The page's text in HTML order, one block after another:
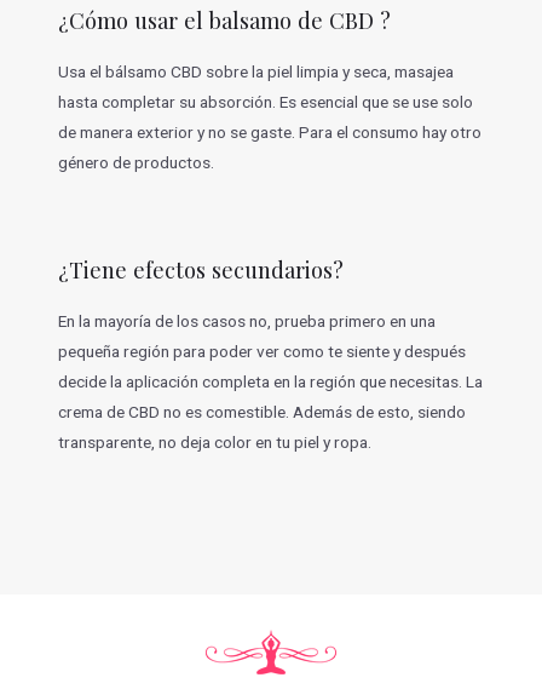
¿Cómo usar el balsamo de CBD ?
Usa el bálsamo CBD sobre la piel limpia y seca, masajea
hasta completar su absorción. Es esencial que se use solo
de manera exterior y no se gaste. Para el consumo hay otro
género de productos.
¿Tiene efectos secundarios?
En la mayoría de los casos no, prueba primero en una
pequeña región para poder ver como te siente y después
decide la aplicación completa en la región que necesitas. La
crema de CBD no es comestible. Además de esto, siendo
transparente, no deja color en tu piel y ropa.